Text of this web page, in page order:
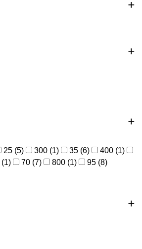
25 (5) 300 (1) 35 (6) 400 (1)
(1) 70 (7) 800 (1) 95 (8)